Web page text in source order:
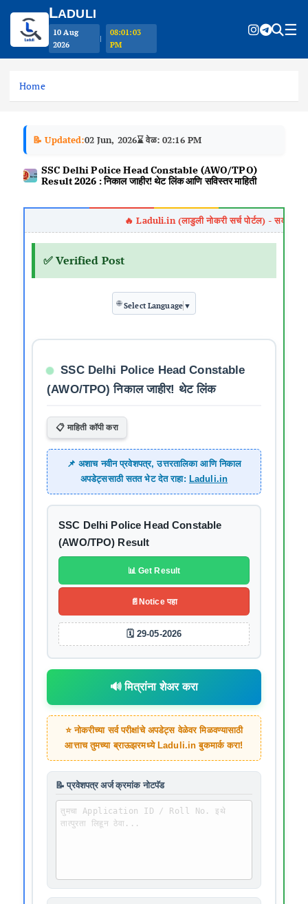
Home
📝 Updated:02 Jun, 2026⌛ वेळ: 02:16 PM
SSC Delhi Police Head Constable (AWO/TPO)
Result 2026 : निकाल जाहीर! थेट लिंक आणि सविस्तर माहिती
✅ Verified Post
🌐 Select Language ▼
SSC Delhi Police Head Constable
(AWO/TPO) निकाल जाहीर! थेट लिंक
📋 माहिती कॉपी करा
📌 अशाच नवीन प्रवेशपत्र, उत्तरतालिका आणि निकाल
अपडेट्ससाठी सतत भेट देत राहा: Laduli.in
SSC Delhi Police Head Constable
(AWO/TPO) Result
📊 Get Result
📄Notice पहा
🗓️ 29-05-2026
🔊 मित्रांना शेअर करा
⭐ नोकरीच्या सर्व परीक्षांचे अपडेट्स वेळेवर मिळवण्यासाठी
आत्ताच तुमच्या ब्राऊझरमध्ये Laduli.in बुकमार्क करा!
📝 प्रवेशपत्र अर्ज क्रमांक नोटपॅड
LADULI
10 Aug
2026
|
08:01:03
PM
☰